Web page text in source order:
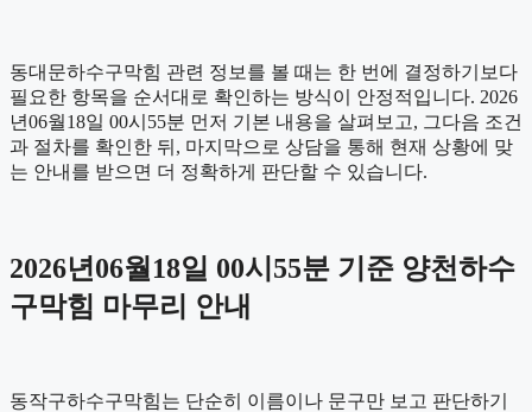
동대문하수구막힘 관련 정보를 볼 때는 한 번에 결정하기보다
필요한 항목을 순서대로 확인하는 방식이 안정적입니다. 2026
년06월18일 00시55분 먼저 기본 내용을 살펴보고, 그다음 조건
과 절차를 확인한 뒤, 마지막으로 상담을 통해 현재 상황에 맞
는 안내를 받으면 더 정확하게 판단할 수 있습니다.
2026년06월18일 00시55분 기준 양천하수
구막힘 마무리 안내
동작구하수구막힘는 단순히 이름이나 문구만 보고 판단하기